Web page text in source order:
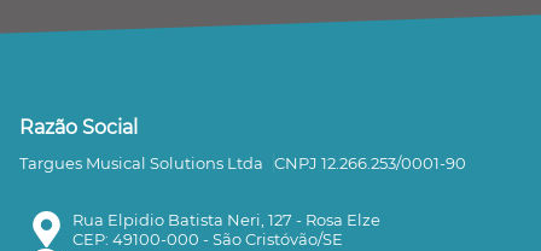
Razão Social
Targues Musical Solutions Ltda CNPJ 12.266.253/0001-90
Rua Elpidio Batista Neri, 127 - Rosa Elze
CEP: 49100-000 - São Cristóvão/SE